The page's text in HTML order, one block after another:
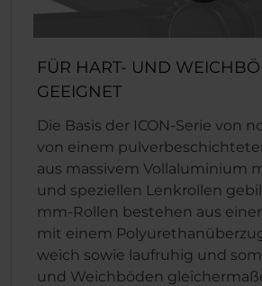
FÜR HART- UND
GEEIGNET
Die Basis der ICON-Serie von
von einem
aus massivem Vollaluminium
und speziellen Lenkrollen
mm-Rollen bestehen aus
mit einem
weich sowie laufruhig und
und Weichböden